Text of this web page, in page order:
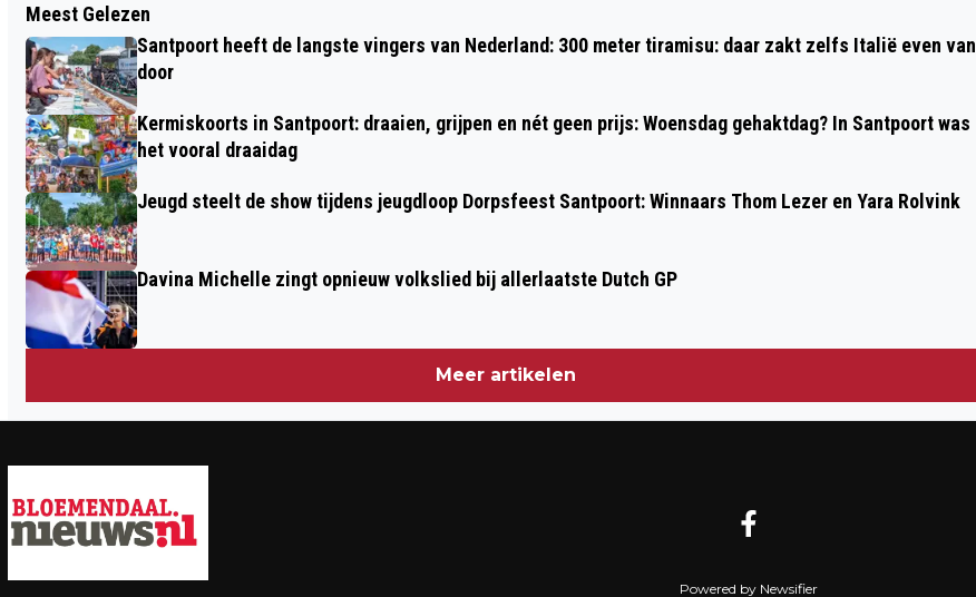
KORTE IMPRESSIE-SFEER CIRCUIT
ZANDVOORT 4 SEPTEMBER 15:00 UUR
VANAF DE TRIBUNE
RACEBOLIDE UIT AAN ALBERT HEIJN
Meest Gelezen
Santpoort heeft de langste vingers van Nederland: 300 meter tiramisu: daar zakt zelfs Italië even van
door
Kermiskoorts in Santpoort: draaien, grijpen en nét geen prijs: Woensdag gehaktdag? In Santpoort was
het vooral draaidag
Jeugd steelt de show tijdens jeugdloop Dorpsfeest Santpoort: Winnaars Thom Lezer en Yara Rolvink
Davina Michelle zingt opnieuw volkslied bij allerlaatste Dutch GP
Meer artikelen
Powered by Newsifier